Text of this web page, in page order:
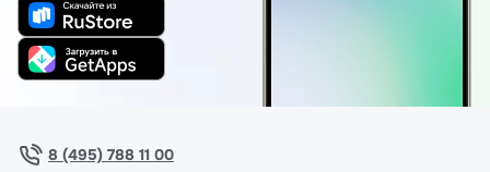
8 (495) 788 11 00